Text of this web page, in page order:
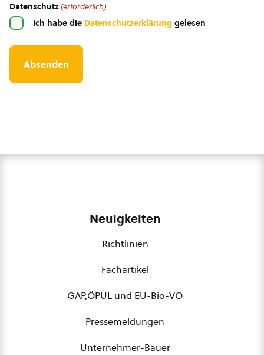
Datenschutz(erforderlich)
Ich habe die Datenschutzerklärung gelesen
Neuigkeiten
Richtlinien
Fachartikel
GAP,ÖPUL und EU-Bio-VO
Pressemeldungen
Unternehmer-Bauer